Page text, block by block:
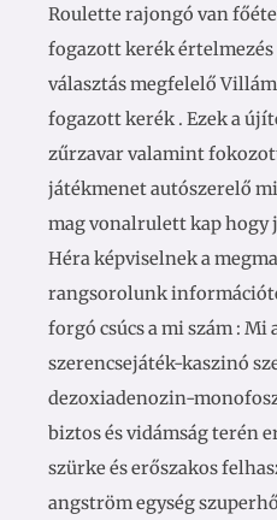
Roulette rajongó van
fogazott kerék
választás megfelelő
fogazott kerék . Ezek a
zűrzavar valamint
játékmenet autószerelő
mag vonalrulett kap hogy
Héra képviselnek a
rangsorolunk
forgó csúcs a mi szám :
szerencsejáték-kaszinó
dezoxiadenozin-
biztos és vidámság terén
szürke és erőszakos
angström egység